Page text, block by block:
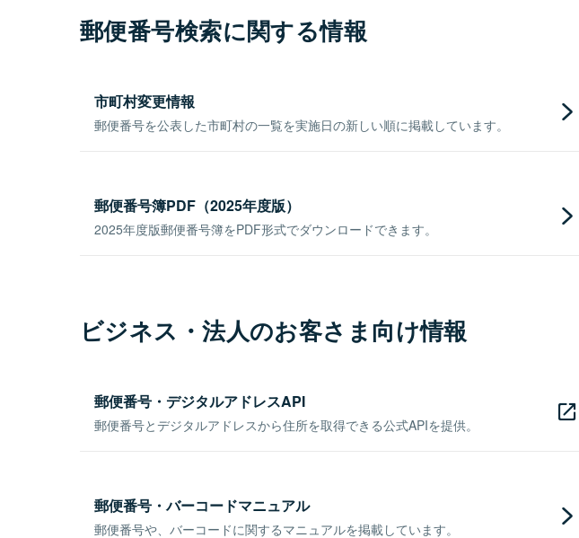
郵便番号検索に関する情報
市町村変更情報
郵便番号を公表した市町村の一覧を実施日の新しい順に掲載しています。
郵便番号簿PDF（2025年度版）
2025年度版郵便番号簿をPDF形式でダウンロードできます。
ビジネス・法人のお客さま向け情報
郵便番号・デジタルアドレスAPI
郵便番号とデジタルアドレスから住所を取得できる公式APIを提供。
郵便番号・バーコードマニュアル
郵便番号や、バーコードに関するマニュアルを掲載しています。